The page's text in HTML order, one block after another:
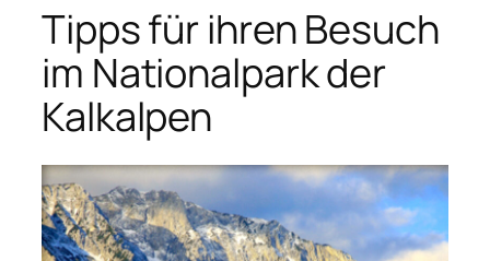
Tipps für ihren Besuch
im Nationalpark der
Kalkalpen